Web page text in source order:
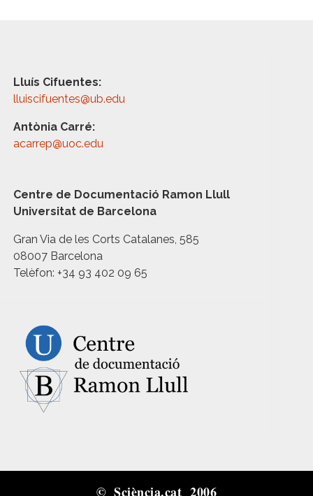
Lluís Cifuentes:
lluiscifuentes@ub.edu
Antònia Carré:
acarrep@uoc.edu
Centre de Documentació Ramon Llull
Universitat de Barcelona
Gran Via de les Corts Catalanes, 585
08007 Barcelona
Telèfon: +34 93 402 09 65
© Sciència.cat 2006